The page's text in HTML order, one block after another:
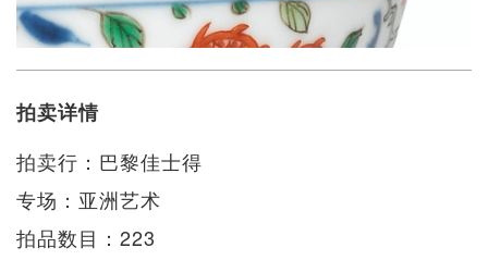
拍卖详情
拍卖行：巴黎佳士得
专场：亚洲艺术
拍品数目：223